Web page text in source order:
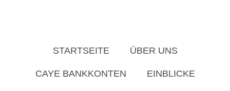
STARTSEITE ÜBER UNS
CAYE BANKKONTEN EINBLICKE